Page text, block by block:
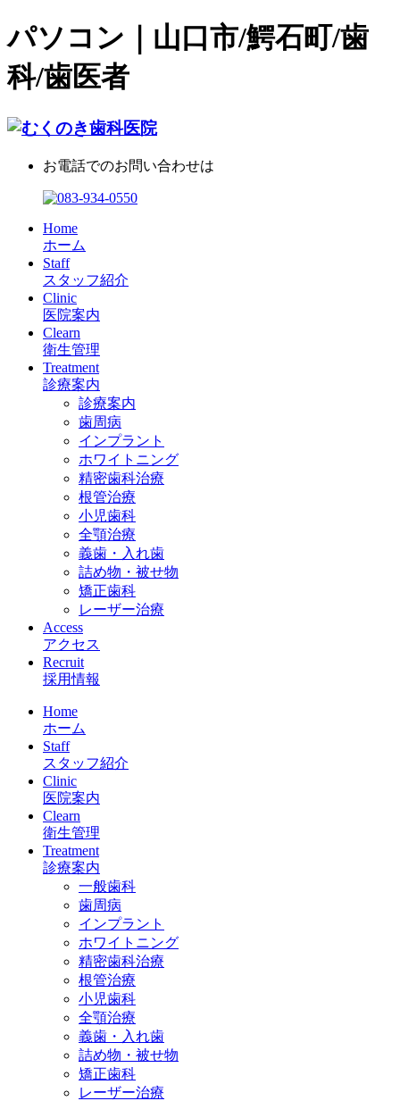
パソコン｜山口市/鰐石町/歯
科/歯医者
お電話でのお問い合わせは
Home
ホーム
Staff
スタッフ紹介
Clinic
医院案内
Clearn
衛生管理
Treatment
診療案内
診療案内
歯周病
インプラント
ホワイトニング
精密歯科治療
根管治療
小児歯科
全顎治療
義歯・入れ歯
詰め物・被せ物
矯正歯科
レーザー治療
Access
アクセス
Recruit
採用情報
Home
ホーム
Staff
スタッフ紹介
Clinic
医院案内
Clearn
衛生管理
Treatment
診療案内
一般歯科
歯周病
インプラント
ホワイトニング
精密歯科治療
根管治療
小児歯科
全顎治療
義歯・入れ歯
詰め物・被せ物
矯正歯科
レーザー治療